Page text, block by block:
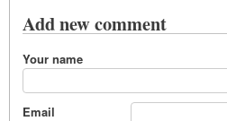
Add new comment
Your name
Email